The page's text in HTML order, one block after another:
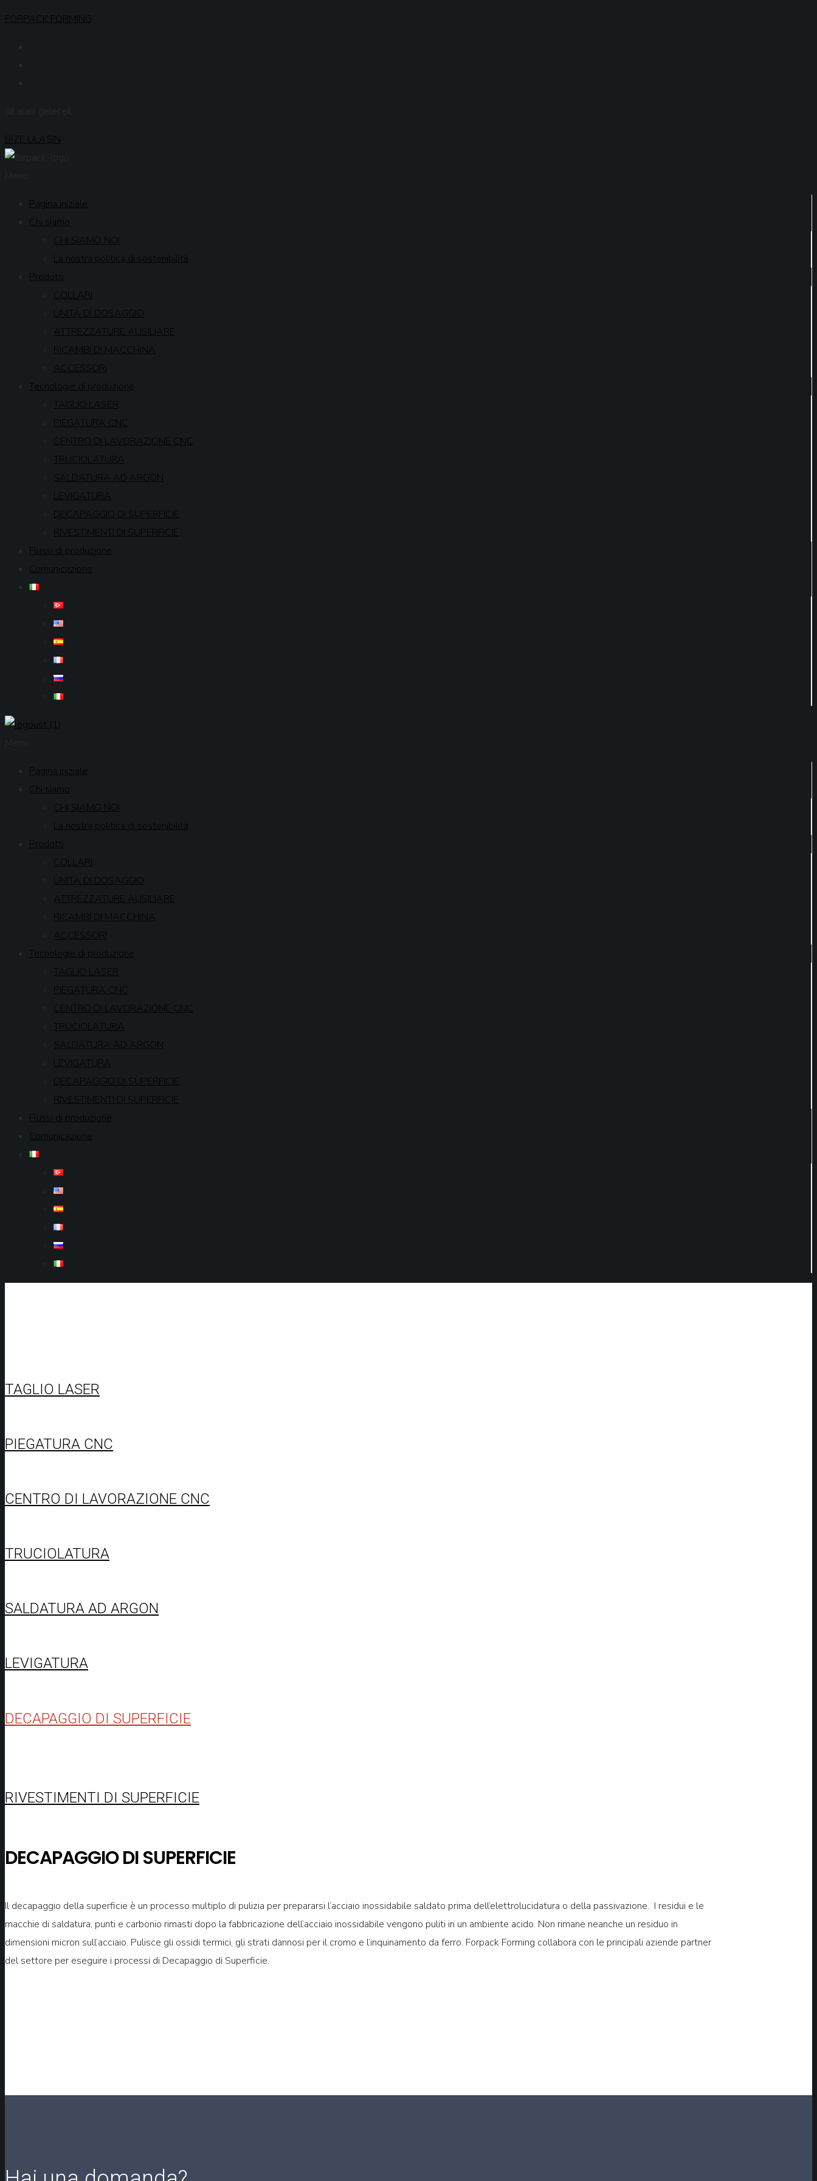
FORPACK FORMING
BİZE ULAŞIN
Pagina iniziale
Chi siamo
CHI SIAMO NOI
La nostra politica di sostenibilità
Prodotti
COLLARI
UNITÀ DI DOSAGGIO
ATTREZZATURE AUSILIARE
RICAMBI DI MACCHINA
ACCESSORI
Tecnologie di produzione
TAGLIO LASER
PIEGATURA CNC
CENTRO DI LAVORAZIONE CNC
TRUCIOLATURA
SALDATURA AD ARGON
LEVIGATURA
DECAPAGGIO DI SUPERFICIE
RIVESTIMENTI DI SUPERFICIE
Flussi di produzione
Comunicazione
Pagina iniziale
Chi siamo
CHI SIAMO NOI
La nostra politica di sostenibilità
Prodotti
COLLARI
UNITÀ DI DOSAGGIO
ATTREZZATURE AUSILIARE
RICAMBI DI MACCHINA
ACCESSORI
Tecnologie di produzione
TAGLIO LASER
PIEGATURA CNC
CENTRO DI LAVORAZIONE CNC
TRUCIOLATURA
SALDATURA AD ARGON
LEVIGATURA
DECAPAGGIO DI SUPERFICIE
RIVESTIMENTI DI SUPERFICIE
Flussi di produzione
Comunicazione
TAGLIO LASER
PIEGATURA CNC
CENTRO DI LAVORAZIONE CNC
TRUCIOLATURA
SALDATURA AD ARGON
LEVIGATURA
DECAPAGGIO DI SUPERFICIE
RIVESTIMENTI DI SUPERFICIE
DECAPAGGIO DI SUPERFICIE
Il decapaggio della superficie è un processo multiplo di pulizia per prepararsi l’acciaio inossidabile saldato prima dell’elettrolucidatura o della passivazione. I residui e le
macchie di saldatura, punti e carbonio rimasti dopo la fabbricazione dell’acciaio inossidabile vengono puliti in un ambiente acido. Non rimane neanche un residuo in
dimensioni micron sull’acciaio. Pulisce gli ossidi termici, gli strati dannosi per il cromo e l’inquinamento da ferro. Forpack Forming collabora con le principali aziende partner
del settore per eseguire i processi di Decapaggio di Superficie.